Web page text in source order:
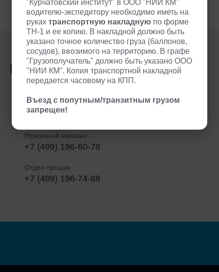
Контакты
Москва, пл. академика Курчатова, д. 1
+7 (985) 100-53-12
Розничный магазин
+7 (499) 196-60-78
Отдел продаж
+7 (499) 196-74-68
"Курчатовский институт" в ООО "НИИ КМ"
водителю-экспедитору необходимо иметь на
руках транспортную накладную по форме
ТН-1 и ее копию. В накладной должно быть
указано точное количество груза (баллонов,
сосудов), ввозимого на территорию. В графе
"Грузополучатель" должно быть указано ООО
"НИИ КМ". Копия транспортной накладной
передается часовому на КПП.
Въезд с попутным/транзитным грузом
запрещен!